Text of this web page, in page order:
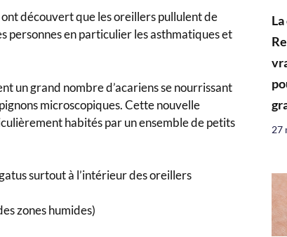
découvert que les oreillers pullulent de
personnes en particulier les asthmatiques et
un grand nombre d’acariens se nourrissant
microscopiques. Cette nouvelle
habités par un ensemble de petits
surtout à l’intérieur des oreillers
zones humides)
27